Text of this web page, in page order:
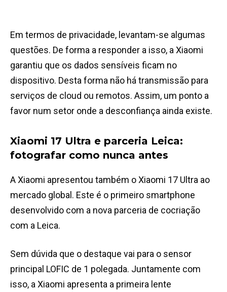
Em termos de privacidade, levantam-se algumas
questões. De forma a responder a isso, a Xiaomi
garantiu que os dados sensíveis ficam no
dispositivo. Desta forma não há transmissão para
serviços de cloud ou remotos. Assim, um ponto a
favor num setor onde a desconfiança ainda existe.
Xiaomi 17 Ultra e parceria Leica:
fotografar como nunca antes
A Xiaomi apresentou também o Xiaomi 17 Ultra ao
mercado global. Este é o primeiro smartphone
desenvolvido com a nova parceria de cocriação
com a Leica.
Sem dúvida que o destaque vai para o sensor
principal LOFIC de 1 polegada. Juntamente com
isso, a Xiaomi apresenta a primeira lente